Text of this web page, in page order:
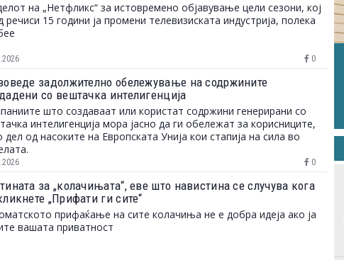
на „Нетфликс“ за истовремено објавување цели сезони, кој
речиси 15 години ја промени телевизиската индустрија, полека
0
задолжително обележување на содржините
со вештачка интелигенција
што создаваат или користат содржини генерирани со
интелигенција мора јасно да ги обележат за корисниците,
дел од насоките на Европската Унија кои стапија на сила во
0
за „колачињата“, еве што навистина се случува кога
„Прифати ги сите“
прифаќање на сите колачиња не е добра идеја ако ја
вашата приватност